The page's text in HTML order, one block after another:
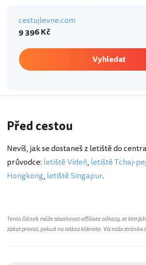
cestujlevne.com
9 396 Kč
Vyhledat
Před cestou
Nevíš, jak se dostaneš z letiště do
průvodce: letiště Vídeň, letiště Tchaj-pej
Hongkong, letiště Singapur.
Tento článek může obsahovat affiliate odkazy, ze
získat provizi, pokud na odkaz kliknete. Viz naše stránka s